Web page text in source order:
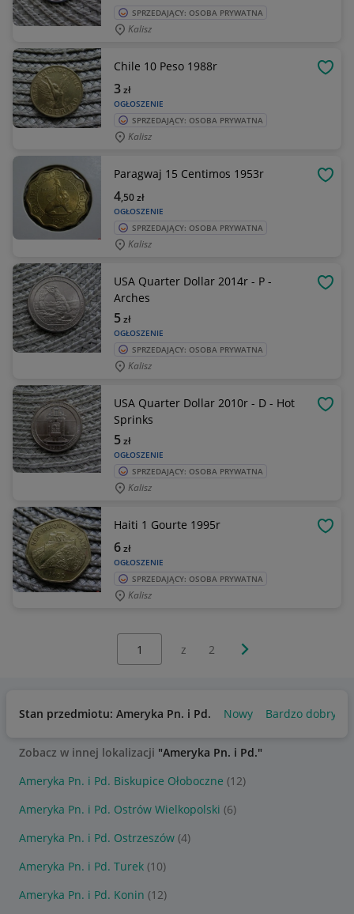
SPRZEDAJĄCY: OSOBA PRYWATNA
Kalisz
Chile 10 Peso 1988r
OGŁOSZENIE
3zł
SPRZEDAJĄCY: OSOBA PRYWATNA
Kalisz
Paragwaj 15 Centimos 1953r
OGŁOSZENIE
4,50zł
SPRZEDAJĄCY: OSOBA PRYWATNA
Kalisz
USA Quarter Dollar 2014r - P -
Arches
OGŁOSZENIE
5zł
SPRZEDAJĄCY: OSOBA PRYWATNA
Kalisz
USA Quarter Dollar 2010r - D - Hot
Sprinks
OGŁOSZENIE
5zł
SPRZEDAJĄCY: OSOBA PRYWATNA
Kalisz
Haiti 1 Gourte 1995r
OGŁOSZENIE
6zł
SPRZEDAJĄCY: OSOBA PRYWATNA
Kalisz
z 2 Następna strona
Stan przedmiotu: Ameryka Pn. i Pd. Nowy Bardzo dobry
Zobacz w innej lokalizacji "Ameryka Pn. i Pd."
Ameryka Pn. i Pd. Biskupice Ołoboczne (12)
Ameryka Pn. i Pd. Ostrów Wielkopolski (6)
Ameryka Pn. i Pd. Ostrzeszów (4)
Ameryka Pn. i Pd. Turek (10)
Ameryka Pn. i Pd. Konin (12)